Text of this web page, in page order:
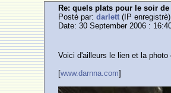
Re: quels plats pour le soir
Posté par:darlett (IP enregistrè)
Date: 30 September 2006 :
Voici d'ailleurs le lien et la
[www.darnna.com]